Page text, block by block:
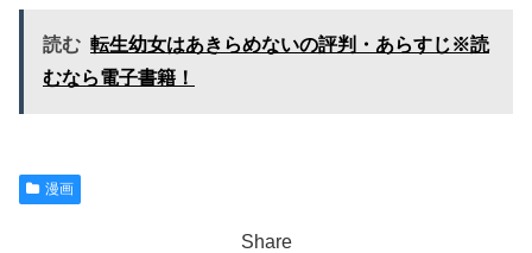
読む 転生幼女はあきらめないの評判・あらすじ※読
むなら電子書籍！
漫画
Share